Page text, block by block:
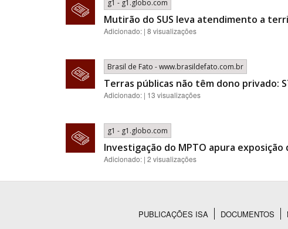
g1 - g1.globo.com
Mutirão do SUS leva atendimento a
Adicionado: | 8 visualizações
Brasil de Fato - www.brasildefato.com.br
Terras públicas não têm dono privado:
Adicionado: | 13 visualizações
g1 - g1.globo.com
Investigação do MPTO apura
Adicionado: | 2 visualizações
PUBLICAÇÕES ISA DOCUMENTOS